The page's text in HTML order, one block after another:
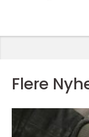
Flere